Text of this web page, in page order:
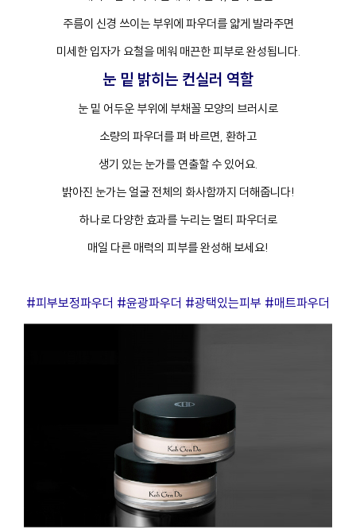
주름이 신경 쓰이는 부위에 파우더를 얇게 발라주면
미세한 입자가 요철을 메워 매끈한 피부로 완성됩니다.
눈 밑 밝히는 컨실러 역할
눈 밑 어두운 부위에 부채꼴 모양의 브러시로
소량의 파우더를 펴 바르면, 환하고
생기 있는 눈가를 연출할 수 있어요.
밝아진 눈가는 얼굴 전체의 화사함까지 더해줍니다!
하나로 다양한 효과를 누리는 멀티 파우더로
매일 다른 매력의 피부를 완성해 보세요!
#피부보정파우더 #윤광파우더 #광택있는피부 #매트파우더